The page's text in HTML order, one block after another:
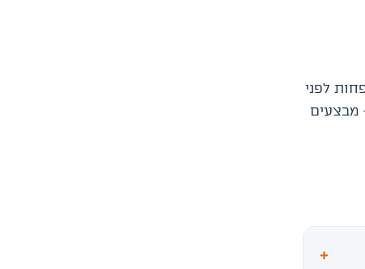
לפני
מבצעים